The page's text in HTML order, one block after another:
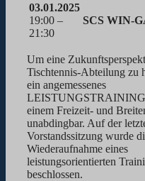
03.01.2025
19:00 –
21:30
SCS WIN-
Um eine
Tischtennis-Abteilung zu
ein angemessenes
LEISTUNGSTRAINING
einem Freizeit- und
unabdingbar. Auf der
Vorstandssitzung wurde
Wiederaufnahme eines
leistungsorientierten
beschlossen.